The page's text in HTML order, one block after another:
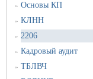
» Основы КП
» КЛНН
» 2206
» Кадровый аудит
» ТБЛВЧ